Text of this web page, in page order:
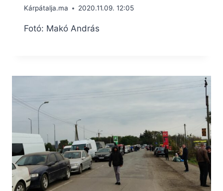
Kárpátalja.ma 2020.11.09. 12:05
Fotó: Makó András